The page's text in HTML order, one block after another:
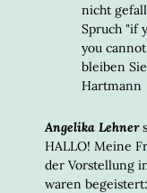
nicht
Spruch "if
you
bleiben
Hartmann
Angelika Lehner
HALLO! Meine
der Vorstellung
waren